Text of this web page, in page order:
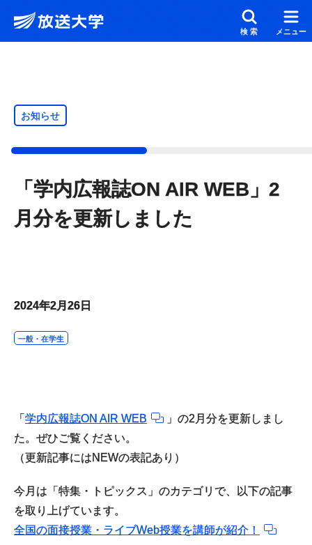
メインコンテンツにスキップ
検索 メニュー
お知らせ
「学内広報誌ON AIR WEB」2
月分を更新しました
2024年2月26日
一般・在学生
「 学内広報誌ON AIR WEB
」の2月分を更新しまし
た。ぜひご覧ください。
（更新記事にはNEWの表記あり）
今月は「特集・トピックス」のカテゴリで、以下の記事
を取り上げています。
全国の面接授業・ライブWeb授業を講師が紹介！